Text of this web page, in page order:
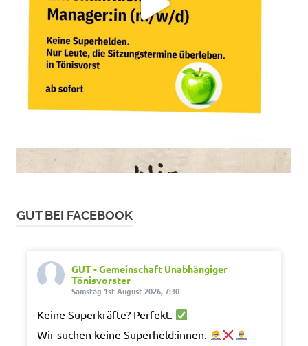
GUT BEI FACEBOOK
GUT - Gemeinschaft Unabhängiger
Tönisvorster
Samstag 1st August 2026, 7:30
Keine Superkräfte? Perfekt.
Wir suchen keine Superheld:innen.